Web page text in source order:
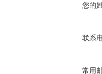
您的
联系
常用